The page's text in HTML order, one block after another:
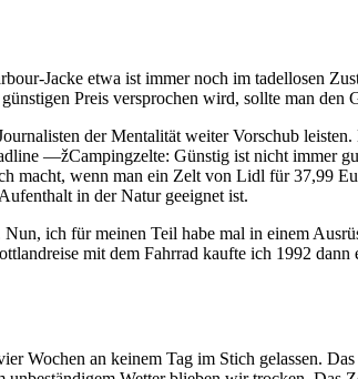
Jacke etwa ist immer noch im tadellosen
Preis versprochen wird, sollte man den
der Mentalität weiter Vorschub
—žCampingzelte: Günstig ist nicht
macht, wenn man ein Zelt von Lidl für 37,99
in der Natur geeignet ist.
ich für meinen Teil habe mal in einem
mit dem Fahrrad kaufte ich 1992
Wochen an keinem Tag im Stich gelassen.